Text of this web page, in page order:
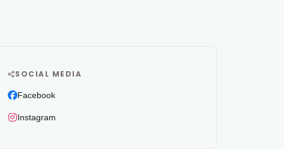
SOCIAL MEDIA
Facebook
Instagram